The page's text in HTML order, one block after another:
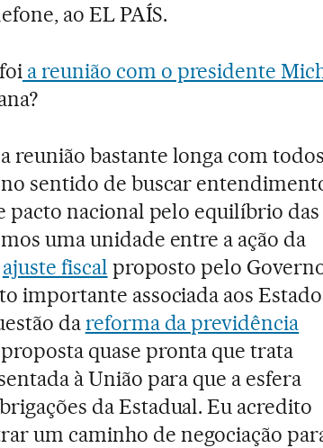
ao EL PAÍS.
a reunião com o presidente
reunião bastante longa com todos
sentido de buscar
pacto nacional pelo equilíbrio das
uma unidade entre a ação da
ajuste fiscal proposto pelo
importante associada aos
dareforma da previdência
quase pronta que trata
à União para que a esfera
da Estadual. Eu acredito
um caminho de negociação